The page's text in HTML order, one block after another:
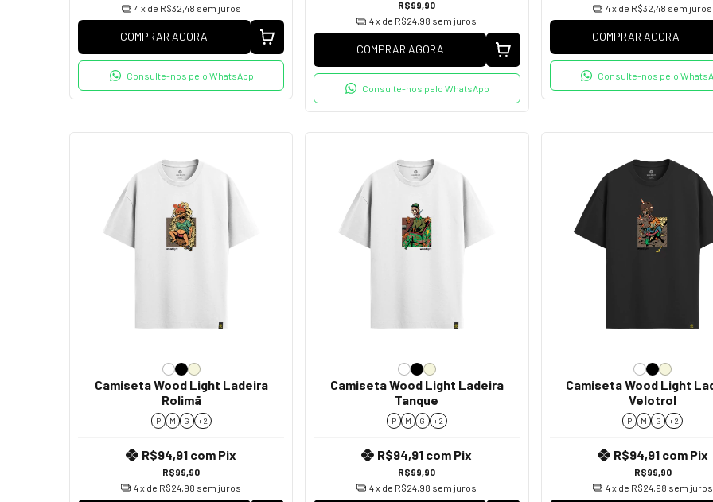
4x de R$32,48 sem juros
COMPRAR AGORA
Consulte-nos pelo WhatsApp
R$99,90
4x de R$24,98 sem juros
COMPRAR AGORA
Consulte-nos pelo WhatsApp
4x de R$32,48 sem juros
COMPRAR AGORA
Consulte-nos pelo
Camiseta Wood Light Ladeira
Rolimã
P M G + 2
R$99,90
R$94,91 com Pix
4x de R$24,98 sem juros
Camiseta Wood Light Ladeira
Tanque
P M G + 2
R$99,90
R$94,91 com Pix
4x de R$24,98 sem juros
Camiseta Wood Light
Velotrol
P M G + 2
R$99,90
R$94,91 com Pix
4x de R$24,98 sem juros